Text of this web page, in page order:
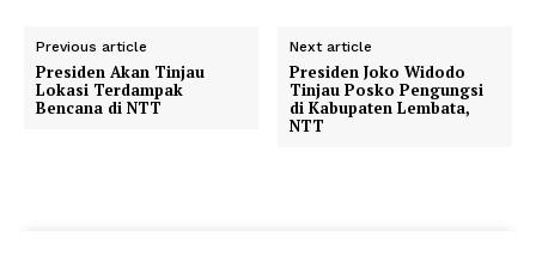
Previous article
Presiden Akan Tinjau
Lokasi Terdampak
Bencana di NTT
Next article
Presiden Joko Widodo
Tinjau Posko Pengungsi
di Kabupaten Lembata,
NTT